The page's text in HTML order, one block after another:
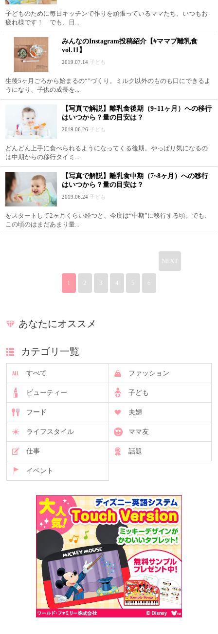
子どものために毎日キッチンで作りを頑張っているママたち、いつもお
疲れ様です！ でも、日...
みんなのInstagram投稿紹介【#ママプ離乳食
vol.11】
2019.07.14 子ども
生後5ヶ月ごろから始まるの“”づくり。ミルク以外のものも口にできるよ
うになり、子供の成長を...
【写真で解説】離乳食後期（9~11ヶ月）への移行
はいつから？量の目安は？
2019.06.26 子ども
どんどん上手に食べられるようになってくる後期。やっぱり気になるの
は中期からの移行タイミ...
【写真で解説】離乳食中期（7~8ヶ月）への移行
はいつから？量の目安は？
2019.06.24 子ども
をスタートして2ヶ月くらい経つと、今度は“中期”に移行する頃。でも、
この頃のはまだあまり量...
1 2 3 4 5 6
NEXT
あなたにオススメ
カテゴリ一覧
すべて ファッション
ビューティー 子ども
フード 夫婦
ライフスタイル ママ友
仕事 話題
イベント